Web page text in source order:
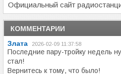
Официальный сайт
КОММЕНТАРИИ
Злата
2026-02-09 11:37:58
Последние пару-тройку недель
стал!
Вернитесь к тому, что было!